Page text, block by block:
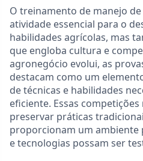
O treinamento de manejo
atividade essencial para o
habilidades agrícolas, mas
que engloba cultura e
agronegócio evolui, as
destacam como um
de técnicas e habilidades
eficiente. Essas
preservar práticas
proporcionam um ambiente
e tecnologias possam ser